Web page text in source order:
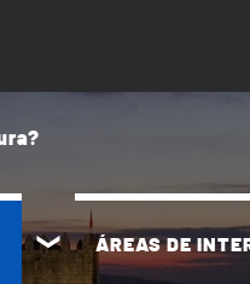
ÁREAS DE